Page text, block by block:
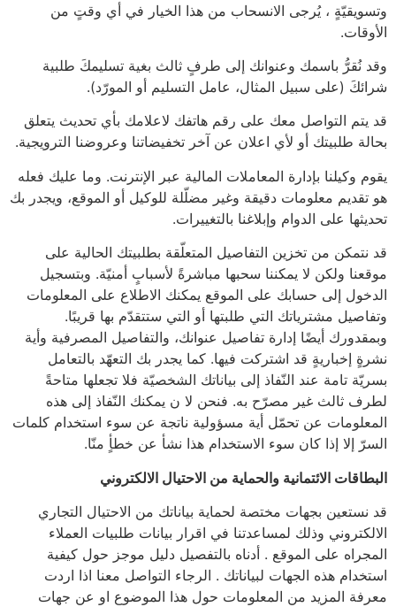
وتسويقيّةٍ ، يُرجى الانسحاب من هذا الخيار في أي وقتٍ من
الأوقات.
وقد نُقرُّ باسمك وعنوانك إلى طرفٍ ثالث بغية تسليمكَ طلبية
شرائكَ (على سبيل المثال، عامل التسليم أو المورّد).
قد يتم التواصل معك على رقم هاتفك لاعلامك بأي تحديث يتعلق
بحالة طلبيتك أو لأي اعلان عن آخر تخفيضاتنا وعروضنا الترويجية.
يقوم وكيلنا بإدارة المعاملات المالية عبر الإنترنت. وما عليك فعله
هو تقديم معلومات دقيقة وغير مضلّلة للوكيل أو الموقع، ويجدر بك
تحديثها على الدوام وإبلاغنا بالتغييرات.
قد نتمكن من تخزين التفاصيل المتعلّقة بطلبيتك الحالية على
موقعنا ولكن لا يمكننا سحبها مباشرةً لأسبابٍ أمنيّة. وبتسجيل
الدخول إلى حسابك على الموقع يمكنك الاطلاع على المعلومات
وتفاصيل مشترياتك التي طلبتها أو التي ستتقدّم بها قريبًا.
وبمقدورك أيضًا إدارة تفاصيل عنوانك، والتفاصيل المصرفية وأية
نشرةٍ إخباريةٍ قد اشتركت فيها. كما يجدر بك التعهّد بالتعامل
بسريّة تامة عند النّفاذ إلى بياناتك الشخصيّة فلا تجعلها متاحةً
لطرف ثالث غير مصرّح به. فنحن لا ن يمكنك النّفاذ إلى هذه
المعلومات عن تحمّل أية مسؤولية ناتجة عن سوء استخدام كلمات
السرّ إلا إذا كان سوء الاستخدام هذا نشأ عن خطأٍ منّا.
البطاقات الائتمانية والحماية من الاحتيال الالكتروني
قد نستعين بجهات مختصة لحماية بياناتك من الاحتيال التجاري
الالكتروني وذلك لمساعدتنا في اقرار بيانات طلبيات العملاء
المجراه على الموقع . أدناه بالتفصيل دليل موجز حول كيفية
استخدام هذه الجهات لبياناتك . الرجاء التواصل معنا اذا اردت
معرفة المزيد من المعلومات حول هذا الموضوع او عن جهات